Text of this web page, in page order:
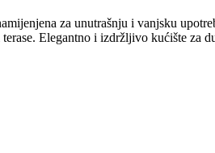
za unutrašnju i vanjsku
Elegantno i izdržljivo kućište za